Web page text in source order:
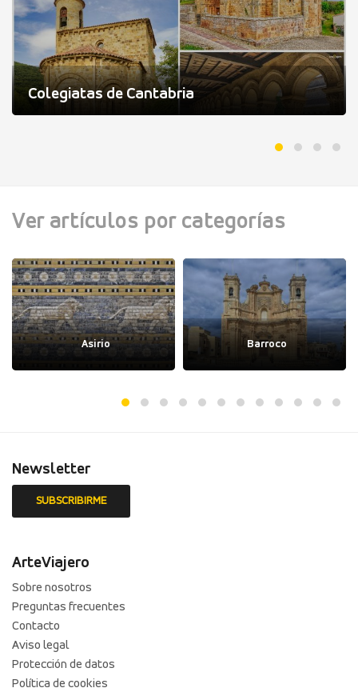
Colegiatas de Cantabria
Ver artículos por categorías
Asirio Barroco
Newsletter
ArteViajero
Sobre nosotros
Preguntas frecuentes
Contacto
Aviso legal
Protección de datos
Política de cookies